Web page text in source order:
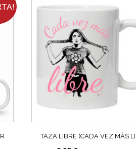
TAZA LIBRE (CADA VEZ MÁS